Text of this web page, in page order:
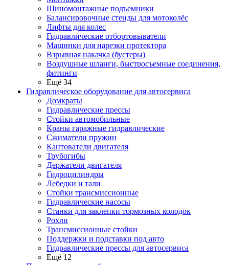
Шиномонтажные подъемники
Балансировочные стенды для мотоколёс
Лифты для колес
Гидравлические отбортовыватели
Машинки для нарезки протектора
Взрывная накачка (бустеры)
Воздушные шланги, быстросъемные соединения,
фитинги
Ещё 34
Гидравлическое оборудование для автосервиса
Домкраты
Гидравлические прессы
Стойки автомобильные
Краны гаражные гидравлические
Сжиматели пружин
Кантователи двигателя
Трубогибы
Держатели двигателя
Гидроцилиндры
Лебедки и тали
Стойки трансмиссионные
Гидравлические насосы
Cтанки для заклепки тормозных колодок
Рохли
Трансмиссионные стойки
Поддержки и подставки под авто
Гидравлические прессы для автосервиса
Ещё 12